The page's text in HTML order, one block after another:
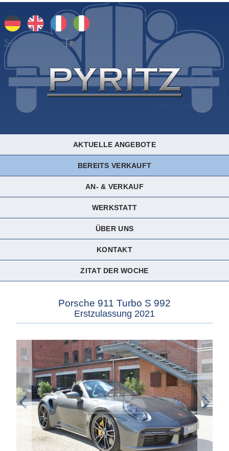
Select Language▼
AKTUELLE ANGEBOTE
BEREITS VERKAUFT
AN- & VERKAUF
WERKSTATT
ÜBER UNS
KONTAKT
ZITAT DER WOCHE
Porsche 911 Turbo S 992
Erstzulassung 2021